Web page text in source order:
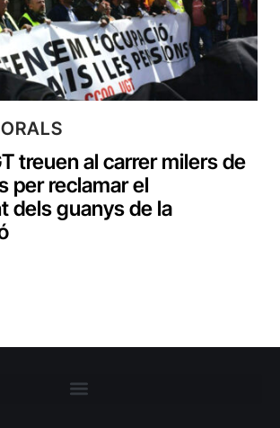
treuen al carrer milers de
per reclamar el
dels guanys de la